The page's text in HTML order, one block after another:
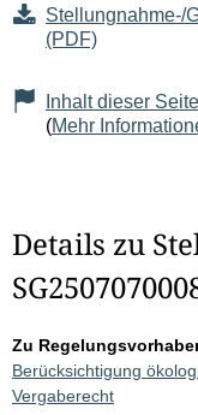
Stellungnahme-/
(PDF)
Inhalt dieser
(Mehr
Details zu
Zu
Berücksichtigung
Vergaberecht